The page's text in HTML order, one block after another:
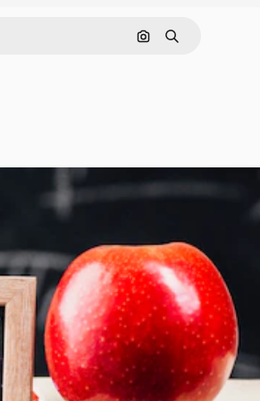
画像で検索
検索